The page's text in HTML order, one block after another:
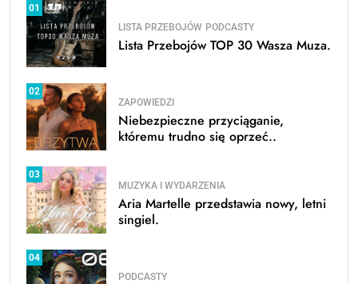
01
LISTA PRZEBOJÓW PODCASTY
Lista Przebojów TOP 30 Wasza Muza.
02
ZAPOWIEDZI
Niebezpieczne przyciąganie,
któremu trudno się oprzeć..
03
MUZYKA I WYDARZENIA
Aria Martelle przedstawia nowy, letni
singiel.
04
PODCASTY